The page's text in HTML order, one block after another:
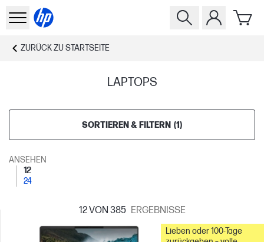
ZURÜCK ZU STARTSEITE
LAPTOPS
SORTIEREN & FILTERN (1)
ANSEHEN
12
24
12VON 385 ERGEBNISSE
Lieben oder 100-Tage